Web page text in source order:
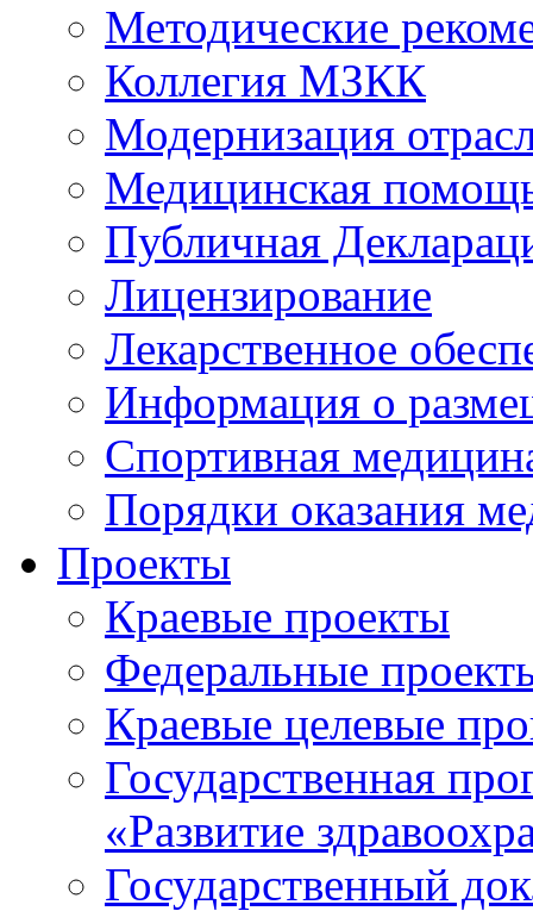
Методические
Коллегия МЗКК
Модернизация
Медицинская
Публичная
Лицензирование
Лекарственное
Информация о
Спортивная
Порядки оказания
Проекты
Краевые проекты
Федеральные
Краевые целевые
Государственная
«Развитие
Государственный